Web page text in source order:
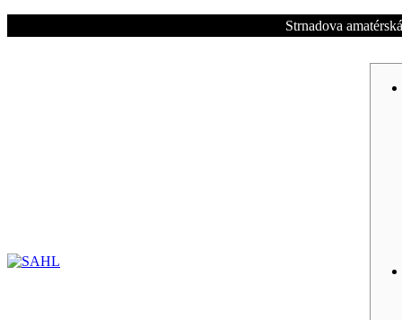
Strnadova